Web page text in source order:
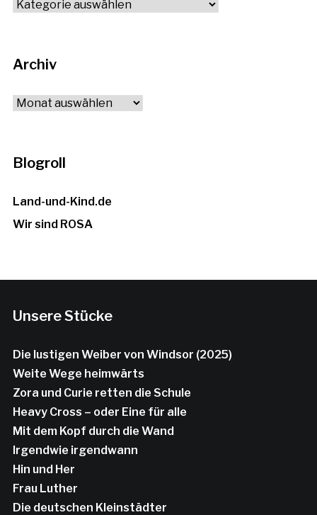
Alle
Archiv
Archiv
Blogroll
Land-und-Kind.de
Wir sind ROSA
Unsere Stücke
Die lustigen Weiber von Windsor (2025)
Weite Wege heimwärts
Zora und Curie retten die Schule
Heavy Cross – oder Eine für alle
Mit dem Kopf durch die Wand
Irgendwie irgendwann
Hin und Her
Frau Luther
Die deutschen Kleinstädter